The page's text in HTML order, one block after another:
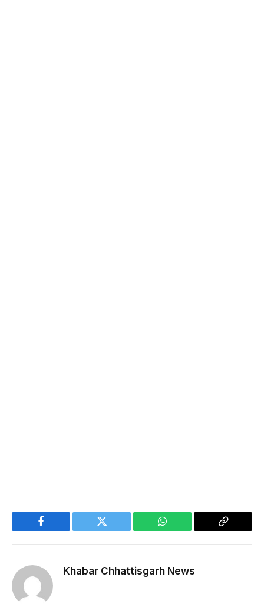
Facebook Twitter WhatsApp
Copy
Khabar Chhattisgarh News